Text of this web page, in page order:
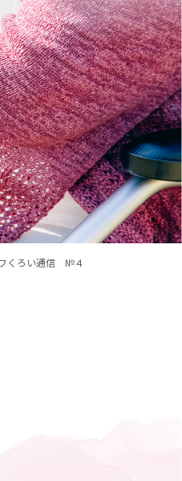
くろい通信 №４